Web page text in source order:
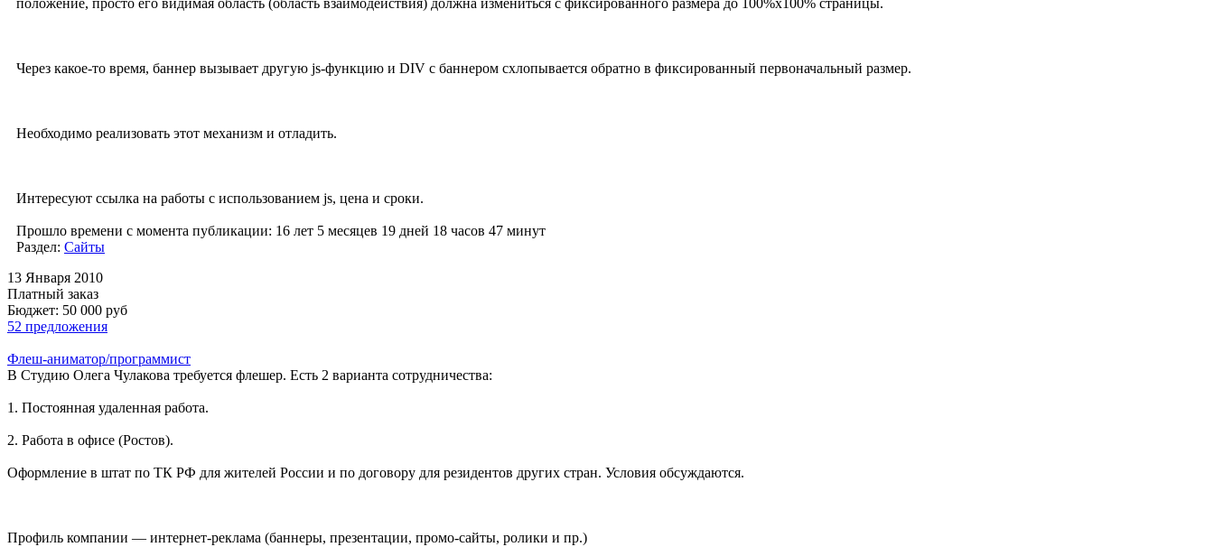
положение, просто его видимая область (область взаимодействия) должна измениться с фиксированного размера до 100%х100% страницы.
Через какое-то время, баннер вызывает другую js-функцию и DIV с баннером схлопывается обратно в фиксированный первоначальный размер.
Необходимо реализовать этот механизм и отладить.
Интересуют ссылка на работы с использованием js, цена и сроки.
Прошло времени с момента публикации: 16 лет 5 месяцев 19 дней 18 часов 47 минут
Раздел: Сайты
13 Января 2010
Платный заказ
Бюджет: 50 000 руб
52 предложения
Флеш-аниматор/программист
В Студию Олега Чулакова требуется флешер. Есть 2 варианта сотрудничества:
1. Постоянная удаленная работа.
2. Работа в офисе (Ростов).
Оформление в штат по ТК РФ для жителей России и по договору для резидентов других стран. Условия обсуждаются.
Профиль компании — интернет-реклама (баннеры, презентации, промо-сайты, ролики и пр.)